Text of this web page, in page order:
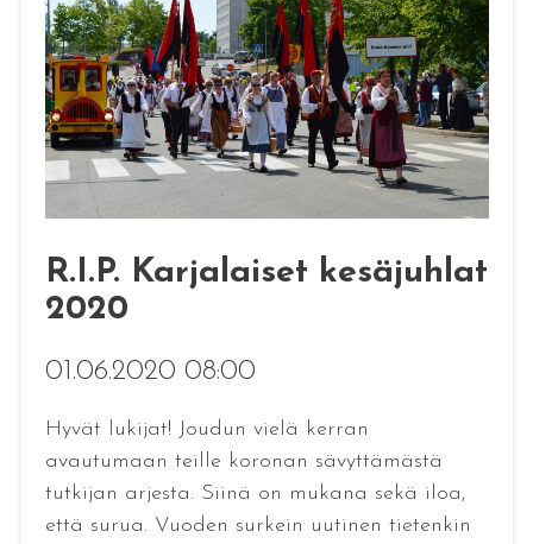
R.I.P. Karjalaiset kesäjuhlat
2020
01.06.2020 08:00
Hyvät lukijat! Joudun vielä kerran
avautumaan teille koronan sävyttämästä
tutkijan arjesta. Siinä on mukana sekä iloa,
että surua. Vuoden surkein uutinen tietenkin